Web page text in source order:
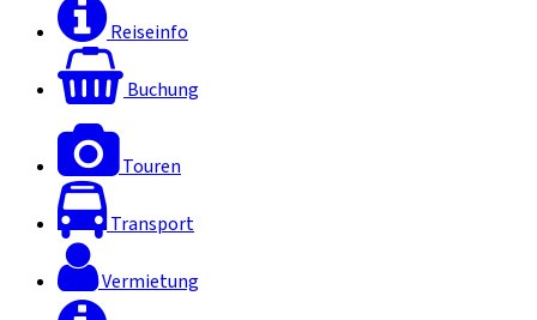
Reiseinfo
Buchung
Touren
Transport
Vermietung